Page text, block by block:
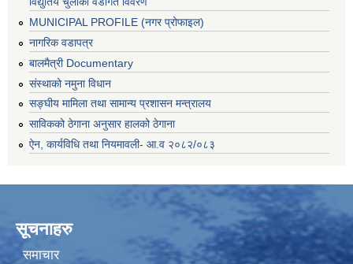
MUNICIPAL PROFILE (नगर प्रोफाइल)
नागरिक वडापत्र
बालमैत्री Documentary
संस्थाको नमुना विधान
सङ्घीय मामिला तथा सामान्य प्रशासन मन्त्रालय
साविकको ठेगाना अनुसार हालको ठेगाना
ऐन, कार्यविधि तथा नियमावली- आ.व २०८२/०८३
सूचनाहरु
समाचार